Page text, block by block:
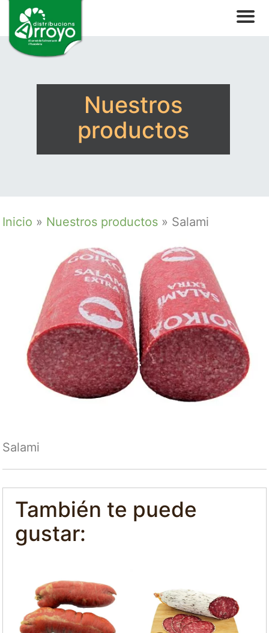
Nuestros
productos
Inicio » Nuestros productos » Salami
Salami
También te puede
gustar: